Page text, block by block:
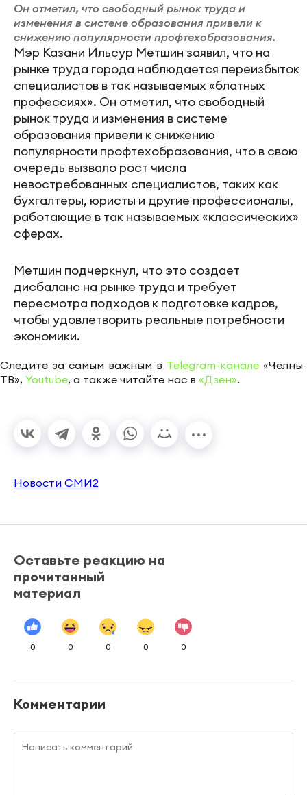
Он отметил, что свободный рынок труда и
изменения в системе образования привели к
снижению популярности профтехобразования.
Мэр Казани Ильсур Метшин заявил, что на
рынке труда города наблюдается переизбыток
специалистов в так называемых «блатных
профессиях». Он отметил, что свободный
рынок труда и изменения в системе
образования привели к снижению
популярности профтехобразования, что в свою
очередь вызвало рост числа
невостребованных специалистов, таких как
бухгалтеры, юристы и другие профессионалы,
работающие в так называемых «классических»
сферах.
Метшин подчеркнул, что это создает
дисбаланс на рынке труда и требует
пересмотра подходов к подготовке кадров,
чтобы удовлетворить реальные потребности
экономики.
Следите за самым важным в Telegram-канале «Челны-
ТВ», Youtube, а также читайте нас в «Дзен».
Новости СМИ2
Оставьте реакцию на
прочитанный
материал
0 0 0 0 0
Комментарии